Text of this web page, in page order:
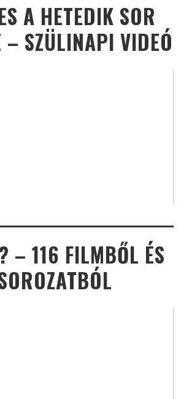
A HETEDIK SOR
– SZÜLINAPI VIDEÓ
– 116 FILMBŐL ÉS